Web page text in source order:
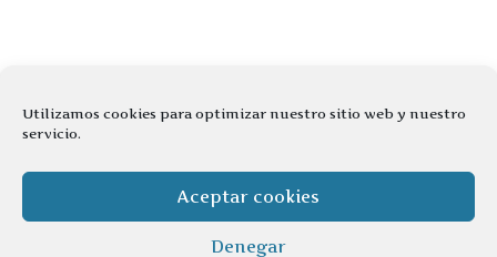
Utilizamos cookies para optimizar nuestro sitio web y nuestro
servicio.
Aceptar cookies
Denegar